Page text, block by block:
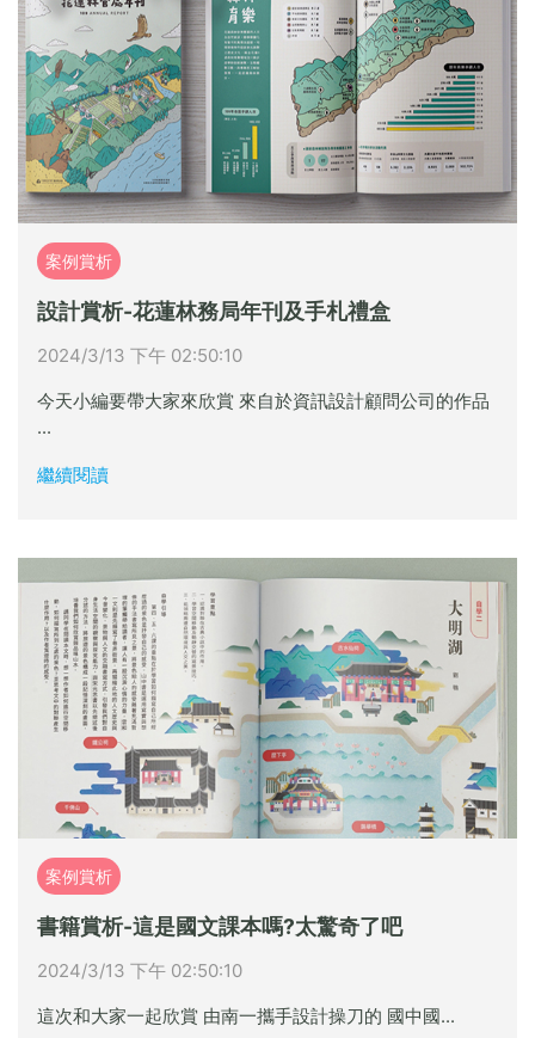
案例賞析
設計賞析-花蓮林務局年刊及手札禮盒
2024/3/13 下午 02:50:10
今天小編要帶大家來欣賞 來自於資訊設計顧問公司的作品
...
繼續閱讀
案例賞析
書籍賞析-這是國文課本嗎?太驚奇了吧
2024/3/13 下午 02:50:10
這次和大家一起欣賞 由南一攜手設計操刀的 國中國...